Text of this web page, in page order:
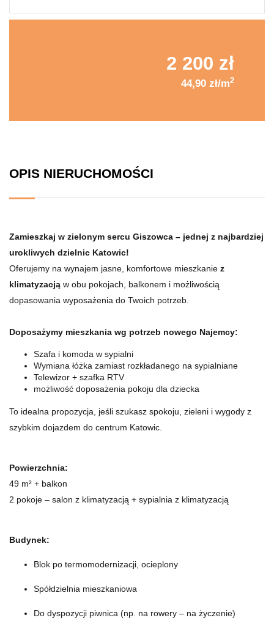
2 200 zł
44,90 zł/m2
OPIS NIERUCHOMOŚCI
Zamieszkaj w zielonym sercu Giszowca – jednej z najbardziej
urokliwych dzielnic Katowic!
Oferujemy na wynajem jasne, komfortowe mieszkanie z
klimatyzacją w obu pokojach, balkonem i możliwością
dopasowania wyposażenia do Twoich potrzeb.
Doposażymy mieszkania wg potrzeb nowego Najemcy:
Szafa i komoda w sypialni
Wymiana łóżka zamiast rozkładanego na sypialniane
Telewizor + szafka RTV
możliwość doposażenia pokoju dla dziecka
To idealna propozycja, jeśli szukasz spokoju, zieleni i wygody z
szybkim dojazdem do centrum Katowic.
Powierzchnia:
49 m² + balkon
2 pokoje – salon z klimatyzacją + sypialnia z klimatyzacją
Budynek:
Blok po termomodernizacji, ocieplony
Spółdzielnia mieszkaniowa
Do dyspozycji piwnica (np. na rowery – na życzenie)